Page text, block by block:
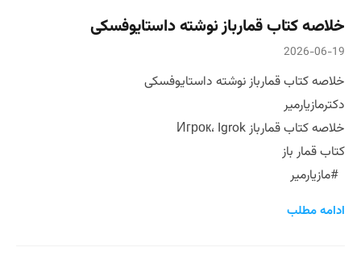
خلاصه کتاب قمارباز نوشته داستایوفسکی
2026-06-19
خلاصه کتاب قمارباز نوشته داستایوفسکی
دکترمازیارمیر
خلاصه کتاب قمارباز Игрок، Igrok
کتاب قمار باز
#مازیارمیر
ادامه مطلب